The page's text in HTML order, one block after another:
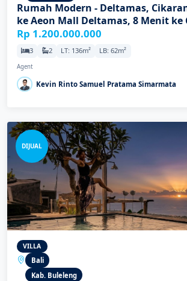
Rumah Modern - Deltamas,
ke Aeon Mall Deltamas, 8 Menit ke
Rp 1.200.000.000
3 2 LT: 136m² LB: 62m²
Agent
Kevin Rinto Samuel Pratama Simarmata
DIJUAL
VILLA
Bali
Kab. Buleleng